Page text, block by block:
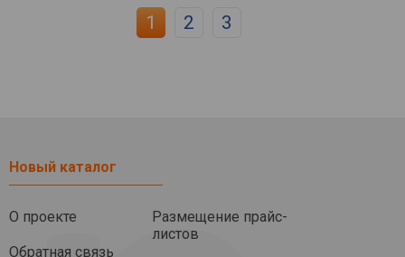
1 2 3
Новый каталог
О проекте
Обратная связь
Размещение прайс-
листов